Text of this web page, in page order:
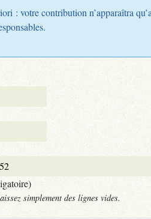
: votre contribution n’apparaîtra
simplement des lignes vides.